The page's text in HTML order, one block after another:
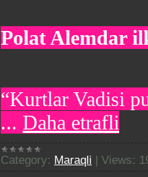
Polat Alemdar
“Kurtlar Vadisi
... Daha etrafli
Category: Maraqli Views: